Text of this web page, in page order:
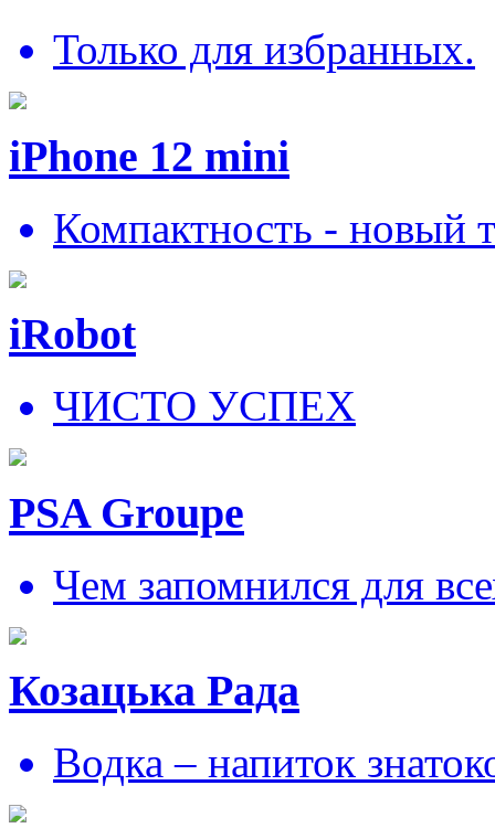
Только для избранных.
iPhone 12 mini
Компактность - новый
iRobot
ЧИСТО УСПЕХ
PSA Groupe
Чем запомнился для
Козацька Рада
Водка – напиток